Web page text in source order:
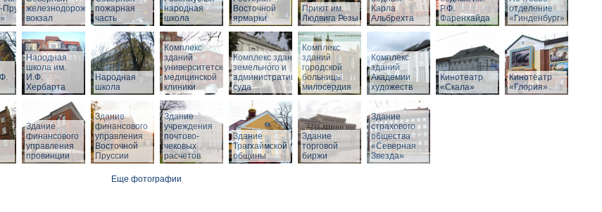
Прусскийжелезнодорожный
вокзал
пожарная
часть
народная
школа
Восточной
ярмарки
Приют им.
Людвига Резы
Карла
Альбрехта
Р.Ф.
Фаренхайда
отделение
«Гинденбург»
Народная
школа им.
И.Ф.
Хербарта
Народная
школа
Комплекс
зданий
университетской
медицинской
клиники
Комплекс зданий
земельного и
административного
суда
Комплекс
зданий
городской
больницы
милосердия
Комплекс
зданий
Академии
художеств
Кинотеатр
«Скала»
Кинотеатр
«Глория»
Здание
финансового
управления
провинции
Здание
финансового
управления
Восточной
Пруссии
Здание
учреждения
почтово-
чековых
расчетов
Здание
Трагхаймской
общины
Здание
торговой
биржи
Здание
страхового
общества
«Северная
Звезда»
Еще фотографии